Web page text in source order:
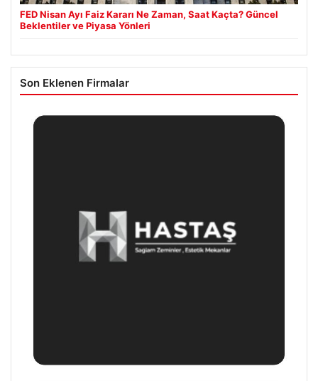
FED Nisan Ayı Faiz Kararı Ne Zaman, Saat Kaçta? Güncel
Beklentiler ve Piyasa Yönleri
Son Eklenen Firmalar